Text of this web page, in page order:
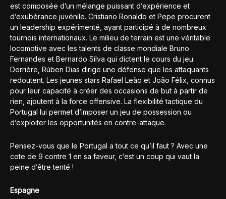
est composée d’un mélange puissant d’expérience et
d’exubérance juvénile. Cristiano Ronaldo et Pepe procurent
un leadership expérimenté, ayant participé à de nombreux
tournois internationaux. Le milieu de terrain est une véritable
locomotive avec les talents de classe mondiale Bruno
Fernandes et Bernardo Silva qui dictent le cours du jeu.
Derrière, Rúben Dias dirige une défense que les attaquants
redoutent. Les jeunes stars Rafael Leão et João Félix, connus
pour leur capacité à créer des occasions de but à partir de
rien, ajoutent à la force offensive. La flexibilité tactique du
Portugal lui permet d’imposer un jeu de possession ou
d’exploiter les opportunités en contre-attaque.
Pensez-vous que le Portugal a tout ce qu’il faut ? Avec une
cote de 9 contre 1 en sa faveur, c’est un coup qui vaut la
peine d’être tenté !
Espagne